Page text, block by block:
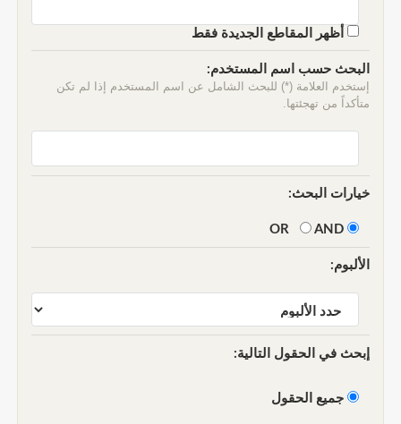
أظهر المقاطع الجديدة فقط
البحث حسب اسم المستخدم:
إستخدم العلامة (*) للبحث الشامل عن اسم المستخدم إذا لم تكن
متأكداً من تهجئتها.
خيارات البحث:
AND
الألبوم:
إبحث في الحقول التالية:
جميع الحقول